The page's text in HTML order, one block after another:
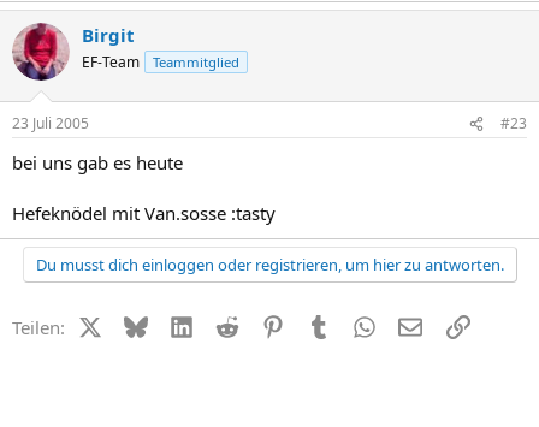
Birgit
EF-Team Teammitglied
23 Juli 2005 #23
bei uns gab es heute
Hefeknödel mit Van.sosse :tasty
Du musst dich einloggen oder registrieren, um hier zu antworten.
Teilen: X (Twitter)
BlueskyLinkedIn
Reddit PinterestTumblr WhatsApp
E-MailLink